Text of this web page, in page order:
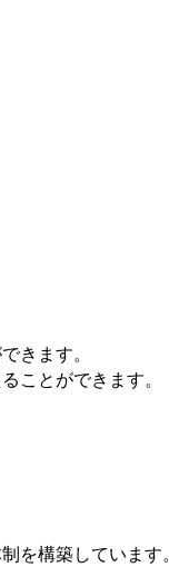
きます。
ことができます。
を構築しています。